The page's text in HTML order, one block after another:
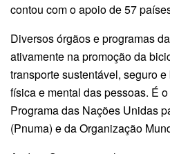
contou com o apoio de 57
Diversos órgãos e programas
ativamente na promoção da
transporte sustentável, seguro
física e mental das pessoas. É
Programa das Nações Unidas
(Pnuma) e da Organização